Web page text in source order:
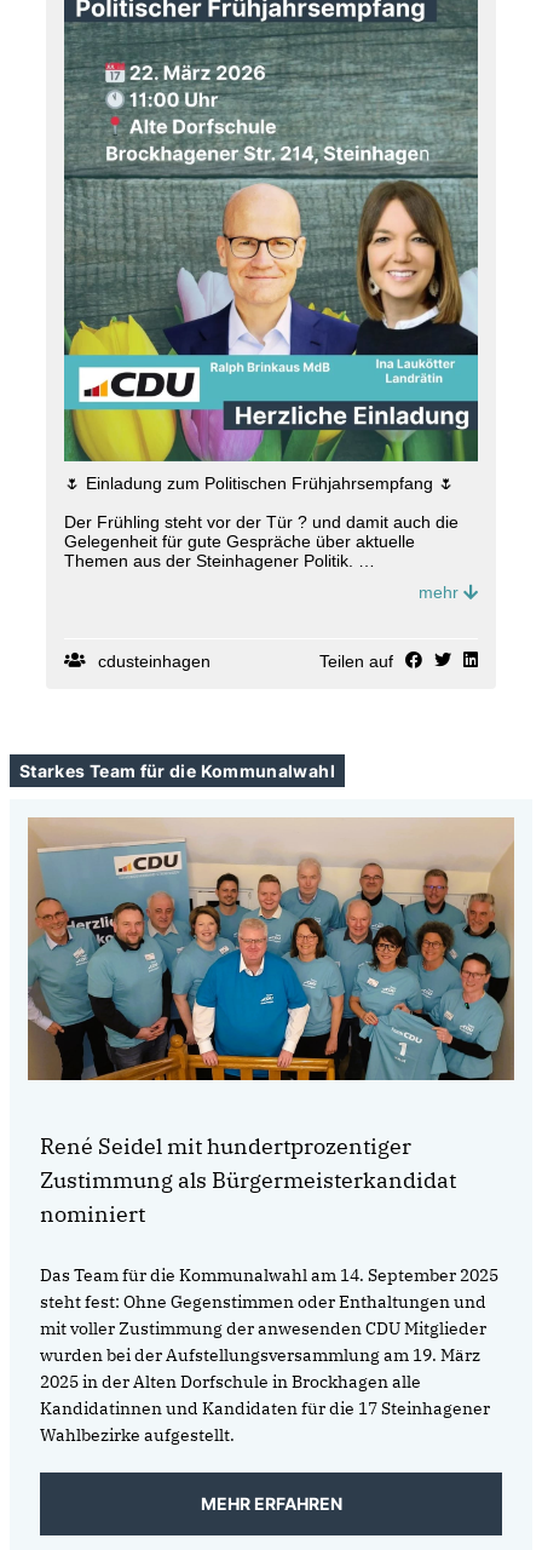
🌷 Einladung zum Politischen Frühjahrsempfang 🌷
Der Frühling steht vor der Tür ? und damit auch die
Gelegenheit für gute Gespräche über aktuelle
Themen aus der Steinhagener Politik.
Brockhagener Str. 214, Steinhagen
Mit dabei unsere Landrätin Ina Laukötter und unser
Mann in Berlin Ralph Brinkhaus, MdB.
gemeinsamen Start in den politischen Frühling. 🌱
👉 Wenn du dabei sein möchtest, melde dich bitte
kurz per DM an.
Wir freuen uns auf dich!
Deine CDU in Steinhagen
#PolitikvorOrt#themendiebewegen
CDUKreisG ütersloh # CDUsteinhagen #teamcdu
mehr
cdusteinhagen Teilen auf
Starkes Team für die Kommunalwahl
René Seidel mit hundertprozentiger
Zustimmung als Bürgermeisterkandidat
nominiert
Das Team für die Kommunalwahl am 14. September 2025
steht fest: Ohne Gegenstimmen oder Enthaltungen und
mit voller Zustimmung der anwesenden CDU Mitglieder
wurden bei der Aufstellungsversammlung am 19. März
2025 in der Alten Dorfschule in Brockhagen alle
Kandidatinnen und Kandidaten für die 17 Steinhagener
Wahlbezirke aufgestellt.
MEHR ERFAHREN